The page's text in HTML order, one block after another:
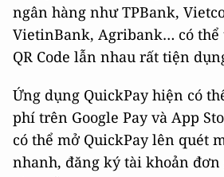
ngân hàng như TPBank,
VietinBank, Agribank… có thể
QR Code lẫn nhau rất tiện
Ứng dụng QuickPay hiện có
phí trên Google Pay và App
có thể mở QuickPay lên quét
nhanh, đăng ký tài khoản đơn